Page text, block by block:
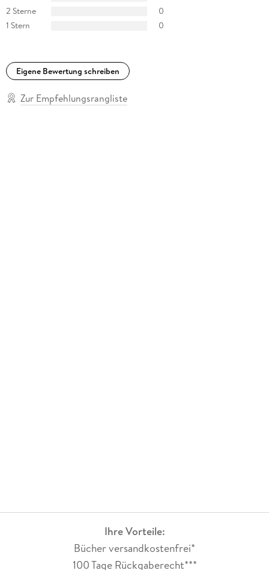
2 Sterne
0
1 Stern
0
Eigene Bewertung schreiben
Zur Empfehlungsrangliste
Ihre Vorteile:
Bücher versandkostenfrei*
100 Tage Rückgaberecht***